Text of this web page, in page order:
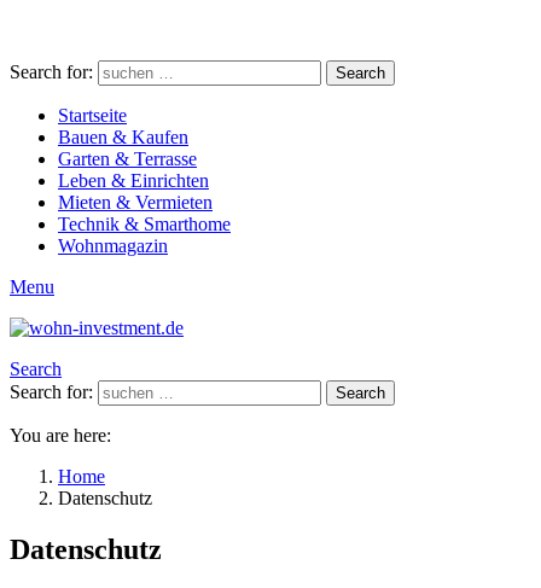
Search for: Search
Startseite
Bauen & Kaufen
Garten & Terrasse
Leben & Einrichten
Mieten & Vermieten
Technik & Smarthome
Wohnmagazin
Menu
Search
Search for:
Search
You are here:
Home
Datenschutz
Datenschutz